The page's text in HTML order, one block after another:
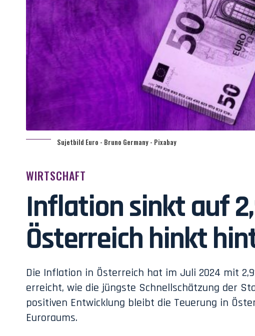
Sujetbild Euro - Bruno Germany - Pixabay
WIRTSCHAFT
Inflation sinkt auf
Österreich hinkt
Die Inflation in Österreich hat im Juli 2024 mit
erreicht, wie die jüngste Schnellschätzung der
positiven Entwicklung bleibt die Teuerung in
Euroraums.